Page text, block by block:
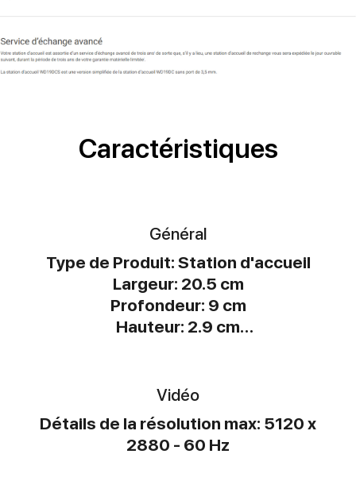
Caractéristiques
Général
Type de Produit: Station d'accueil
Largeur: 20.5 cm
Profondeur: 9 cm
Hauteur: 2.9 cm
Vidéo
Détails de la résolution max: 5120 x
2880 - 60 Hz